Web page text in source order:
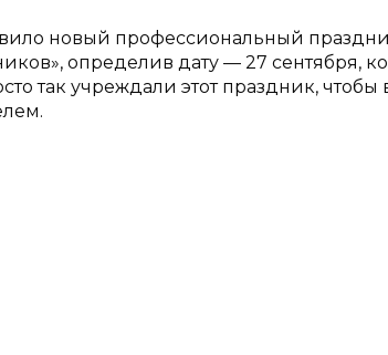
новый профессиональный
определив дату — 27 сентября,
так учреждали этот праздник, чтобы